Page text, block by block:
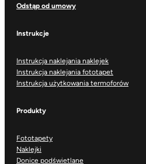
Odstąp od umowy
Instrukcje
Instrukcja naklejania naklejek
Instrukcja naklejania fototapet
Instrukcja użytkowania termoforów
Produkty
Fototapety
Naklejki
Donice podświetlane